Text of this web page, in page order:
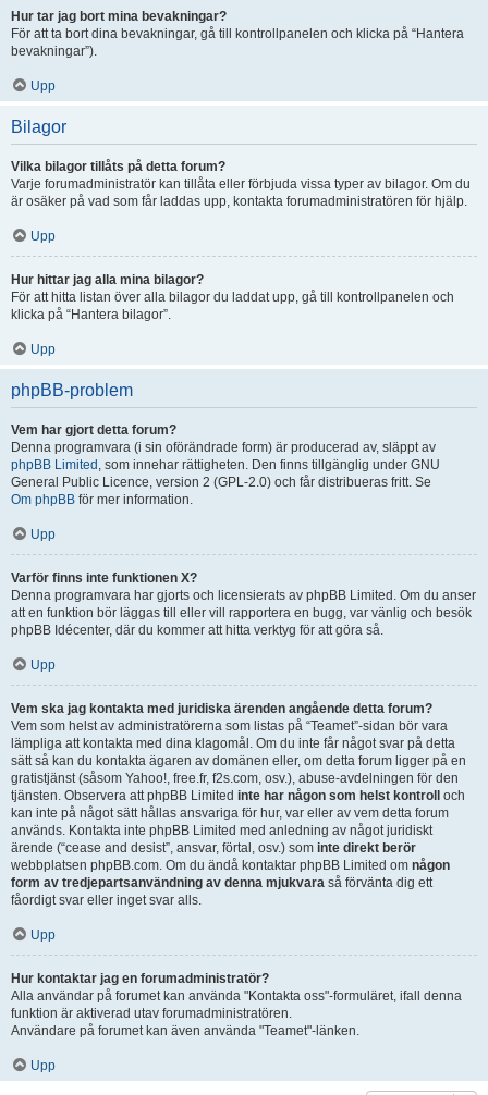
Hur tar jag bort mina bevakningar?
För att ta bort dina bevakningar, gå till kontrollpanelen och klicka på “Hantera
bevakningar”).
Upp
Bilagor
Vilka bilagor tillåts på detta forum?
Varje forumadministratör kan tillåta eller förbjuda vissa typer av bilagor. Om du
är osäker på vad som får laddas upp, kontakta forumadministratören för hjälp.
Upp
Hur hittar jag alla mina bilagor?
För att hitta listan över alla bilagor du laddat upp, gå till kontrollpanelen och
klicka på “Hantera bilagor”.
Upp
phpBB-problem
Vem har gjort detta forum?
Denna programvara (i sin oförändrade form) är producerad av, släppt av
phpBB Limited , som innehar rättigheten. Den finns tillgänglig under GNU
General Public Licence, version 2 (GPL-2.0) och får distribueras fritt. Se
Om phpBB för mer information.
Upp
Varför finns inte funktionen X?
Denna programvara har gjorts och licensierats av phpBB Limited. Om du anser
att en funktion bör läggas till eller vill rapportera en bugg, var vänlig och besök
phpBB Idécenter, där du kommer att hitta verktyg för att göra så.
Upp
Vem ska jag kontakta med juridiska ärenden angående detta forum?
Vem som helst av administratörerna som listas på “Teamet”-sidan bör vara
lämpliga att kontakta med dina klagomål. Om du inte får något svar på detta
sätt så kan du kontakta ägaren av domänen eller, om detta forum ligger på en
gratistjänst (såsom Yahoo!, free.fr, f2s.com, osv.), abuse-avdelningen för den
tjänsten. Observera att phpBB Limited inte har någon som helst kontroll
och
kan inte på något sätt hållas ansvariga för hur, var eller av vem detta forum
används. Kontakta inte phpBB Limited med anledning av något juridiskt
ärende (“cease and desist”, ansvar, förtal, osv.) som inte direkt berör
webbplatsen phpBB.com. Om du ändå kontaktar phpBB Limited om någon
form av tredjepartsanvändning av denna mjukvara så förvänta dig ett
fåordigt svar eller inget svar alls.
Upp
Hur kontaktar jag en forumadministratör?
Alla användar på forumet kan använda "Kontakta oss"-formuläret, ifall denna
funktion är aktiverad utav forumadministratören.
Användare på forumet kan även använda "Teamet"-länken.
Upp